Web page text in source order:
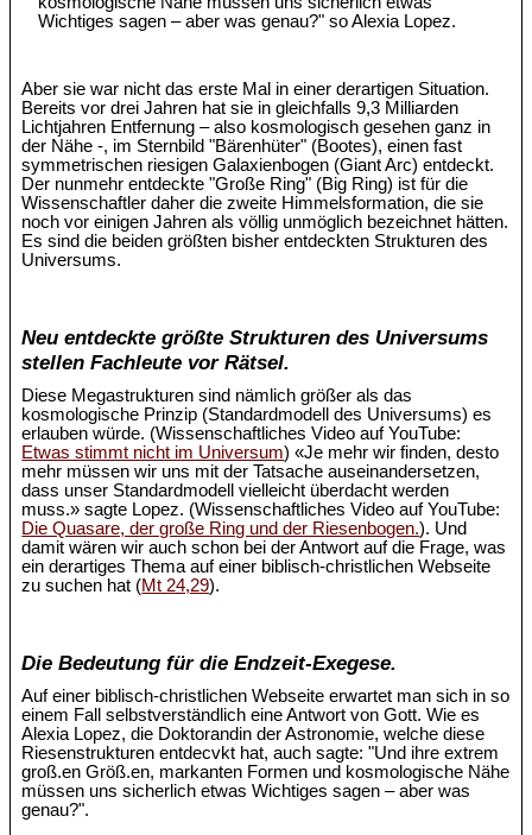
Wichtiges sagen – aber was genau?" so Alexia Lopez.
Aber sie war nicht das erste Mal in einer derartigen Situation.
Bereits vor drei Jahren hat sie in gleichfalls 9,3 Milliarden
Lichtjahren Entfernung – also kosmologisch gesehen ganz in
der Nähe -, im Sternbild "Bärenhüter" (Bootes), einen fast
symmetrischen riesigen Galaxienbogen (Giant Arc) entdeckt.
Der nunmehr entdeckte "Große Ring" (Big Ring) ist für die
Wissenschaftler daher die zweite Himmelsformation, die sie
noch vor einigen Jahren als völlig unmöglich bezeichnet hätten.
Es sind die beiden größten bisher entdeckten Strukturen des
Universums.
Neu entdeckte größte Strukturen des Universums
stellen Fachleute vor Rätsel.
Diese Megastrukturen sind nämlich größer als das
kosmologische Prinzip (Standardmodell des Universums) es
erlauben würde. (Wissenschaftliches Video auf YouTube:
Etwas stimmt nicht im Universum) «Je mehr wir finden, desto
mehr müssen wir uns mit der Tatsache auseinandersetzen,
dass unser Standardmodell vielleicht überdacht werden
muss.» sagte Lopez. (Wissenschaftliches Video auf YouTube:
Die Quasare, der große Ring und der Riesenbogen.). Und
damit wären wir auch schon bei der Antwort auf die Frage, was
ein derartiges Thema auf einer biblisch-christlichen Webseite
zu suchen hat (Mt 24,29).
Die Bedeutung für die Endzeit-Exegese.
Auf einer biblisch-christlichen Webseite erwartet man sich in so
einem Fall selbstverständlich eine Antwort von Gott. Wie es
Alexia Lopez, die Doktorandin der Astronomie, welche diese
Riesenstrukturen entdecvkt hat, auch sagte: "Und ihre extrem
groß.en Größ.en, markanten Formen und kosmologische Nähe
müssen uns sicherlich etwas Wichtiges sagen – aber was
genau?".